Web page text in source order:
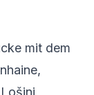
mit dem